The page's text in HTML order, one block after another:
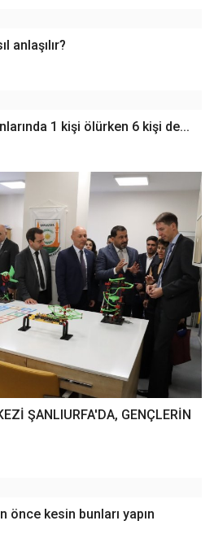
anlaşılır?
1 kişi ölürken 6 kişi de...
ŞANLIURFA'DA, GENÇLERİN
kesin bunları yapın